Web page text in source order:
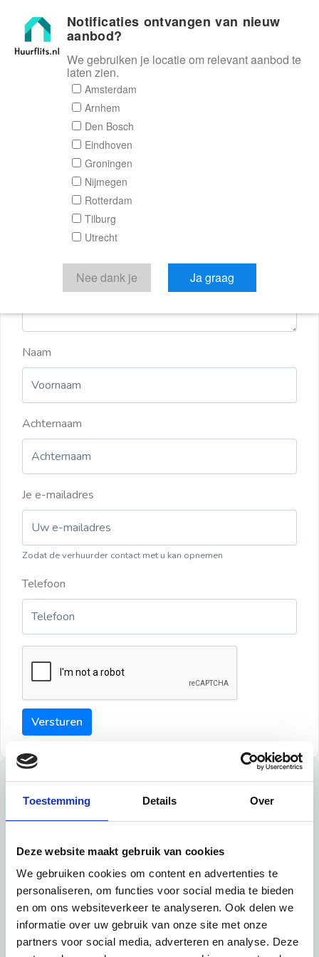
Toestemming Details Over
Deze website maakt gebruik van cookies
We gebruiken cookies om content en advertenties te
personaliseren, om functies voor social media te bieden
en om ons websiteverkeer te analyseren. Ook delen we
informatie over uw gebruik van onze site met onze
partners voor social media, adverteren en analyse. Deze
Huurflits
Reactieformulier
Huurflits
Verstuur je bericht
Door een bericht te sturen kom je in contact met de
aanbieder of makelaar van de woning.
Naam
Achternaam
Je e-mailadres
Zodat de verhuurder contact met u kan opnemen
Telefoon
Versturen
Tips
Tip 1:
Schrijf een duidelijke introductie en geef de volgende
informatie mee:
Ben je student, werkachtig of werkzoekend
Notificaties ontvangen van nieuw
aanbod?
We gebruiken je locatie om relevant aanbod te
laten zien.
Amsterdam
Arnhem
Den Bosch
Eindhoven
Groningen
Nijmegen
Rotterdam
Tilburg
Utrecht
Nee dank je Ja graag